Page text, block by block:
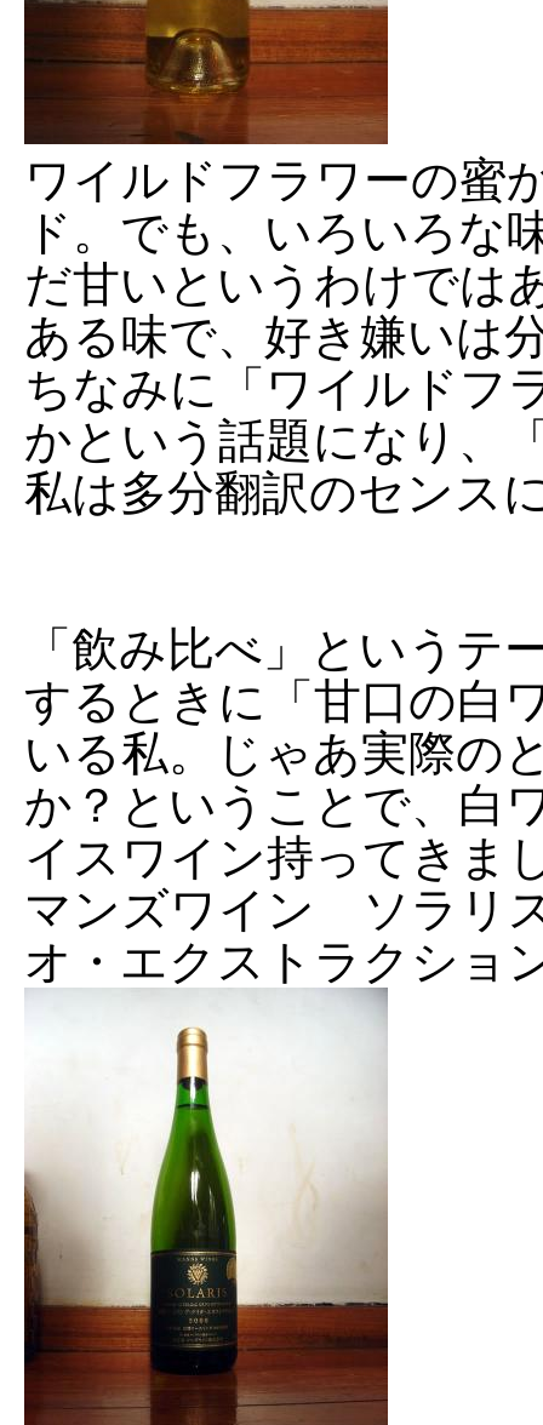
ワイルドフラワーの蜜
ド。でも、いろいろな
だ甘いというわけでは
ある味で、好き嫌いは
ちなみに「ワイルドフ
かという話題になり、
私は多分翻訳のセンス
「飲み比べ」というテ
するときに「甘口の白
いる私。じゃあ実際の
か？ということで、白
イスワイン持ってきま
マンズワイン ソラリ
オ・エクストラクショ